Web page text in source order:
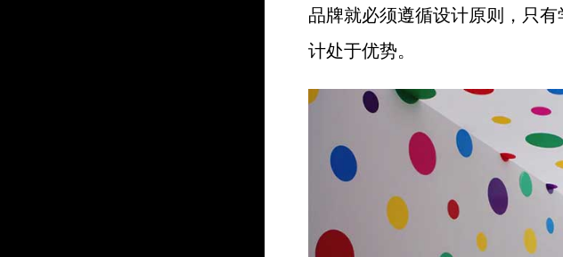
品牌就必须遵循设计原则，只
计处于优势。